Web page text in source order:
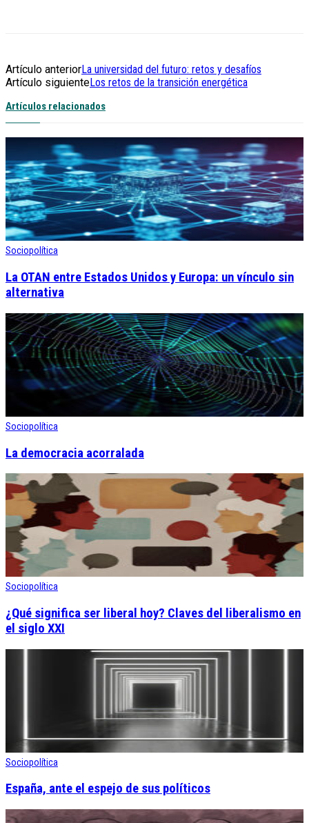
Artículo anteriorLa universidad del futuro: retos y desafíos
Artículo siguienteLos retos de la transición energética
Artículos relacionados
Sociopolítica
La OTAN entre Estados Unidos y Europa: un vínculo sin
alternativa
Sociopolítica
La democracia acorralada
Sociopolítica
¿Qué significa ser liberal hoy? Claves del liberalismo en
el siglo XXI
Sociopolítica
España, ante el espejo de sus políticos